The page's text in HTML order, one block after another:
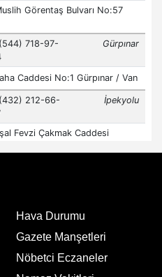
Hava Durumu
Gazete Manşetleri
Nöbetci Eczaneler